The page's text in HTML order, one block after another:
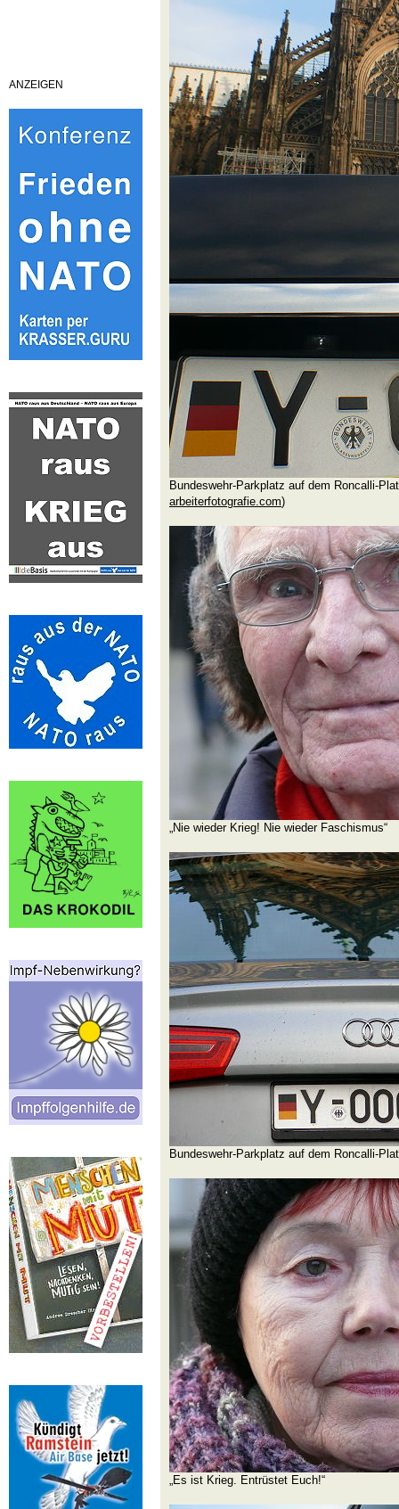
ANZEIGEN
Bundeswehr-Parkplatz auf dem Roncalli-
arbeiterfotografie.com)
„Nie wieder Krieg! Nie wieder Faschismus“
Bundeswehr-Parkplatz auf dem Roncalli-
„Es ist Krieg. Entrüstet Euch!“